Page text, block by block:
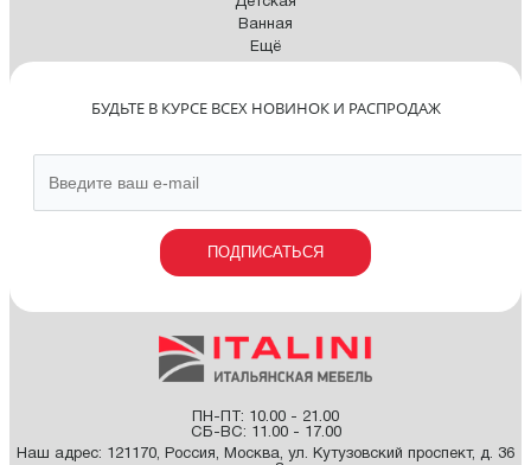
Ванная
Ещё
БУДЬТЕ В КУРСЕ ВСЕХ НОВИНОК И РАСПРОДАЖ
ПОДПИСАТЬСЯ
ПН-ПТ: 10.00 - 21.00
СБ-ВС: 11.00 - 17.00
Наш адрес: 121170, Россия, Москва, ул. Кутузовский проспект, д. 36